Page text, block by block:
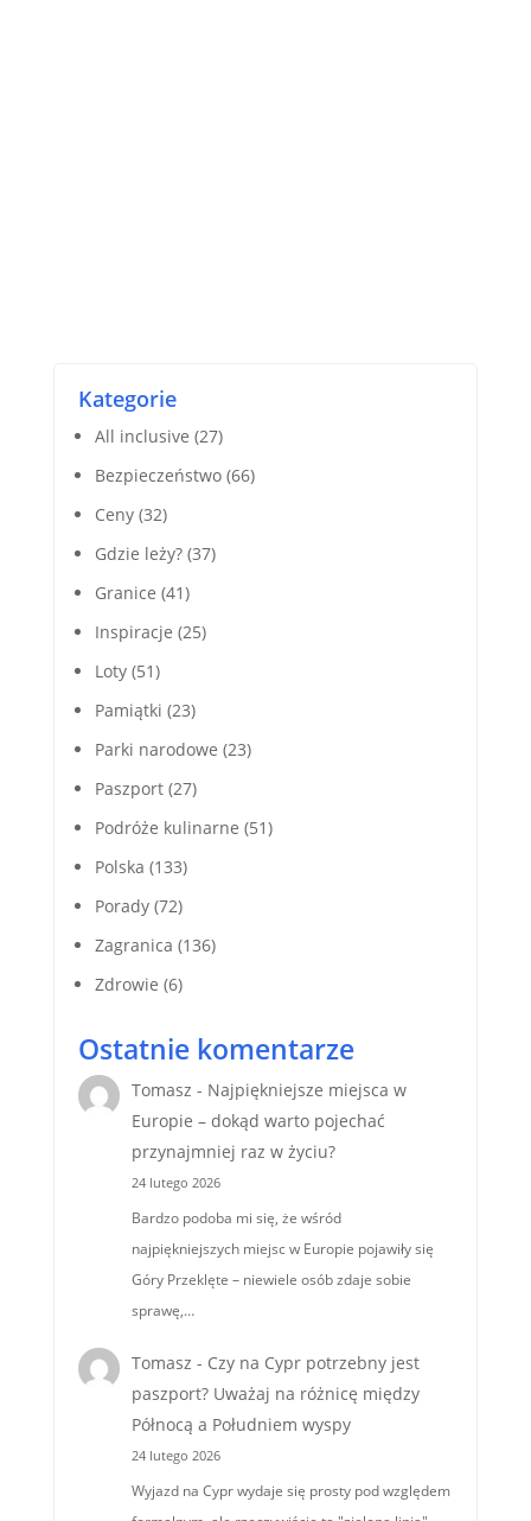
Kategorie
All inclusive (27)
Bezpieczeństwo(66)
Ceny(32)
Gdzie leży?(37)
Granice (41)
Inspiracje (25)
Loty(51)
Pamiątki (23)
Parki narodowe (23)
Paszport(27)
Podróże kulinarne (51)
Polska (133)
Porady(72)
Zagranica (136)
Zdrowie (6)
Ostatnie komentarze
Tomasz - Najpiękniejsze miejsca w
Europie – dokąd warto pojechać
przynajmniej raz w życiu?
24 lutego 2026
Bardzo podoba mi się, że wśród
najpiękniejszych miejsc w Europie pojawiły się
Góry Przeklęte – niewiele osób zdaje sobie
sprawę,…
Tomasz - Czy na Cypr potrzebny jest
paszport? Uważaj na różnicę między
Północą a Południem wyspy
24 lutego 2026
Wyjazd na Cypr wydaje się prosty pod względem